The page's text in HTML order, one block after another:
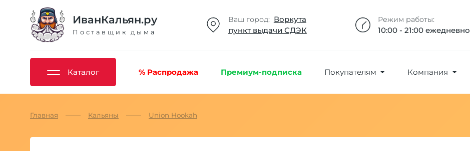
ИванКальян.ру
Поставщик дыма
Ваш город: Воркута
пункт выдачи СДЭК
Режим работы:
10:00 - 21:00 ежедневно
Каталог % Распродажа Премиум-подписка Покупателям Компания
Добавлено максимальное кол-во товара
Главная Кальяны Union Hookah